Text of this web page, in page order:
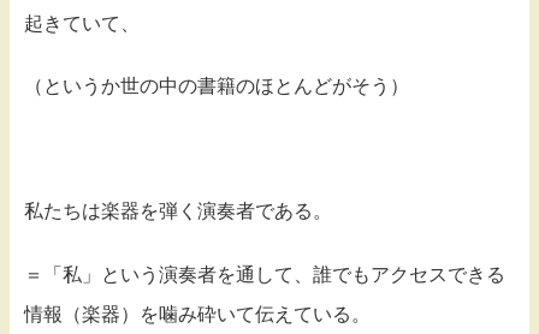
起きていて、
（というか世の中の書籍のほとんどがそう）
私たちは楽器を弾く演奏者である。
＝「私」という演奏者を通して、誰でもアクセスできる
情報（楽器）を噛み砕いて伝えている。